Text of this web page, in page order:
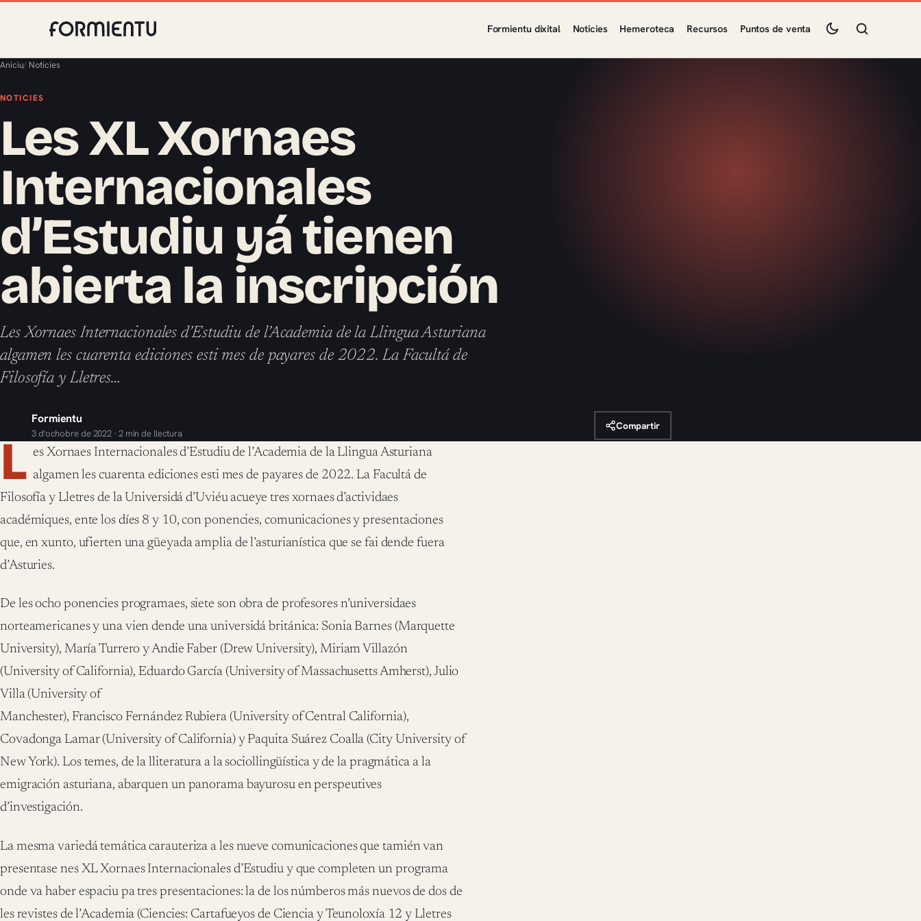
Formientu dixital Noticies Hemeroteca Recursos Puntos de venta
Aniciu/ Noticies
NOTICIES
Les XL Xornaes
Internacionales
d’Estudiu yá tienen
abierta la inscripción
Les Xornaes Internacionales d’Estudiu de l’Academia de la Llingua Asturiana
algamen les cuarenta ediciones esti mes de payares de 2022. La Facultá de
Filosofía y Lletres…
Formientu
3 d'ochobre de 2022 · 2 min de llectura
Compartir
L es Xornaes Internacionales d’Estudiu de l’Academia de la Llingua Asturiana
algamen les cuarenta ediciones esti mes de payares de 2022. La Facultá de
Filosofía y Lletres de la Universidá d’Uviéu acueye tres xornaes d’actividaes
académiques, ente los díes 8 y 10, con ponencies, comunicaciones y presentaciones
que, en xunto, ufierten una güeyada amplia de l’asturianística que se fai dende fuera
d’Asturies.
De les ocho ponencies programaes, siete son obra de profesores n’universidaes
norteamericanes y una vien dende una universidá británica: Sonia Barnes (Marquette
University), María Turrero y Andie Faber (Drew University), Miriam Villazón
(University of California), Eduardo García (University of Massachusetts Amherst), Julio
Villa (University of
Manchester), Francisco Fernández Rubiera (University of Central California),
Covadonga Lamar (University of California) y Paquita Suárez Coalla (City University of
New York). Los temes, de la lliteratura a la sociollingüística y de la pragmática a la
emigración asturiana, abarquen un panorama bayurosu en perspeutives
d’investigación.
La mesma variedá temática carauteriza a les nueve comunicaciones que tamién van
presentase nes XL Xornaes Internacionales d’Estudiu y que completen un programa
onde va haber espaciu pa tres presentaciones: la de los númberos más nuevos de dos de
les revistes de l’Academia (Ciencies: Cartafueyos de Ciencia y Teunoloxía 12 y Lletres